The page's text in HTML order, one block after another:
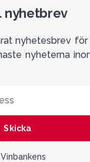
nyhetbrev
nyhetesbrev
nyheterna
Skicka